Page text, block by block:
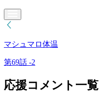
マシュマロ体温
第69話 -2
応援コメント一覧